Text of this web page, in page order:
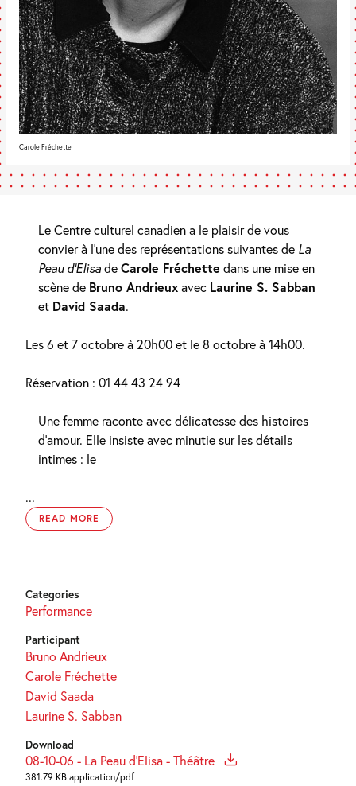
Carole Fréchette
Le Centre culturel canadien a le plaisir de vous
convier à l’une des représentations suivantes de La
Peau d’ElisadeCarole Fréchette dans une mise en
scène de Bruno Andrieuxavec Laurine S. Sabban
et David Saada.
Les 6 et 7 octobre à 20h00 et le 8 octobre à 14h00.
Réservation : 01 44 43 24 94
Une femme raconte avec délicatesse des histoires
d’amour. Elle insiste avec minutie sur les détails
intimes : le
...
READ MORE
Categories
Performance
Participant
Bruno Andrieux
Carole Fréchette
David Saada
Laurine S. Sabban
Download
08-10-06 - La Peau d'Elisa - Théâtre
381.79 KB application/pdf